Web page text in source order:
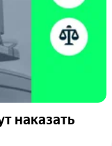
наказать